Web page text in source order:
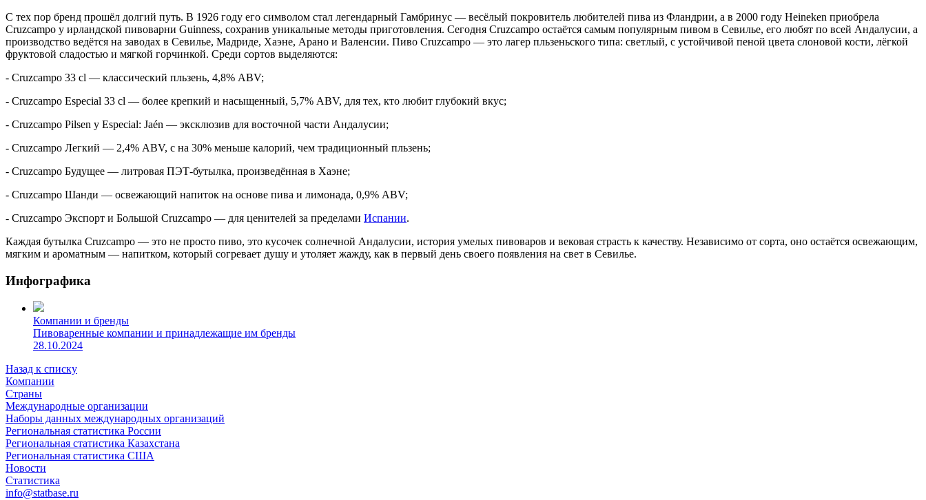
С тех пор бренд прошёл долгий путь. В 1926 году его символом стал легендарный Гамбринус — весёлый покровитель любителей пива из Фландрии, а в 2000 году Heineken приобрела
Cruzcampo у ирландской пивоварни Guinness, сохранив уникальные методы приготовления. Сегодня Cruzcampo остаётся самым популярным пивом в Севилье, его любят по всей Андалусии, а
производство ведётся на заводах в Севилье, Мадриде, Хаэне, Арано и Валенсии. Пиво Cruzcampo — это лагер пльзеньского типа: светлый, с устойчивой пеной цвета слоновой кости, лёгкой
фруктовой сладостью и мягкой горчинкой. Среди сортов выделяются:
- Cruzcampo 33 cl — классический пльзень, 4,8% ABV;
- Cruzcampo Especial 33 cl — более крепкий и насыщенный, 5,7% ABV, для тех, кто любит глубокий вкус;
- Cruzcampo Pilsen y Especial: Jaén — эксклюзив для восточной части Андалусии;
- Cruzcampo Легкий — 2,4% ABV, с на 30% меньше калорий, чем традиционный пльзень;
- Cruzcampo Будущее — литровая ПЭТ-бутылка, произведённая в Хаэне;
- Cruzcampo Шанди — освежающий напиток на основе пива и лимонада, 0,9% ABV;
- Cruzcampo Экспорт и Большой Cruzcampo — для ценителей за пределами Испании.
Каждая бутылка Cruzcampo — это не просто пиво, это кусочек солнечной Андалусии, история умелых пивоваров и вековая страсть к качеству. Независимо от сорта, оно остаётся освежающим,
мягким и ароматным — напитком, который согревает душу и утоляет жажду, как в первый день своего появления на свет в Севилье.
Инфографика
Компании и бренды
Пивоваренные компании и принадлежащие им бренды
28.10.2024
Назад к списку
Компании
Страны
Международные организации
Наборы данных международных организаций
Региональная статистика России
Региональная статистика Казахстана
Региональная статистика США
Новости
Статистика
info@statbase.ru